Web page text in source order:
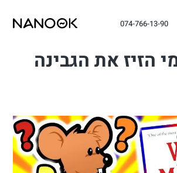
074-766-13-90
הזיז את הגבינה